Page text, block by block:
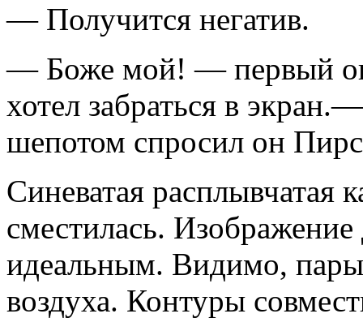
— Получится негатив.
— Боже мой! — первый
хотел забраться в
шепотом спросил он
Синеватая расплывчатая
сместилась.
идеальным. Видимо, пары
воздуха. Контуры